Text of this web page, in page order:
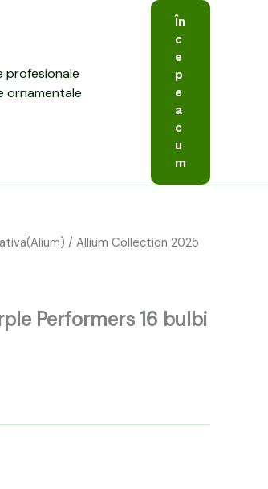
profesionale
ornamentale
În
c
e
p
e
a
c
u
m
/ Allium Collection 2025
Performers 16 bulbi